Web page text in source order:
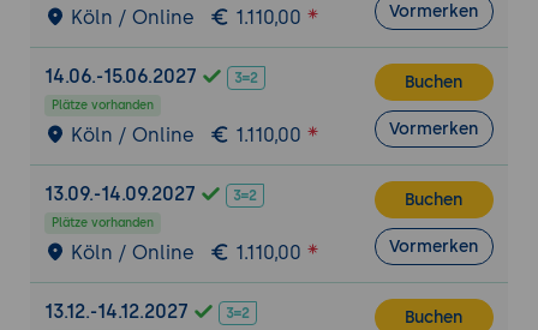
Köln / Online 1.110,00 Vormerken
14.06.-15.06.2027
Plätze vorhanden
Köln / Online 1.110,00
Buchen
Vormerken
13.09.-14.09.2027
Plätze vorhanden
Köln / Online 1.110,00
Buchen
Vormerken
13.12.-14.12.2027 Buchen